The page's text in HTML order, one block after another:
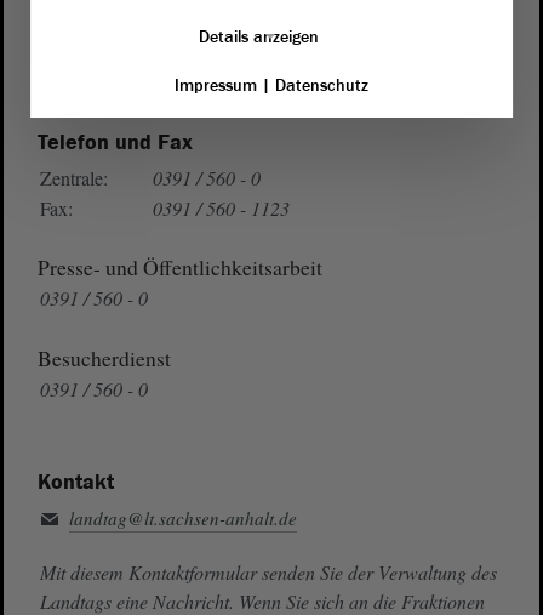
Wegbeschreibung
Auf Google Maps
Telefon und Fax
Zentrale:
0391 / 560 - 0
Fax:
0391 / 560 - 1123
Presse- und Öffentlichkeitsarbeit
0391 / 560 - 0
Besucherdienst
0391 / 560 - 0
Kontakt
landtag@lt.sachsen-anhalt.de
Mit diesem Kontaktformular senden Sie der Verwaltung des
Landtags eine Nachricht. Wenn Sie sich an die Fraktionen
Details anzeigen
Impressum| Datenschutz